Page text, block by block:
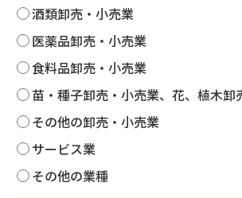
酒類卸売・小売業
医薬品卸売・小売業
食料品卸売・小売業
苗・種子卸売・小売業、花、植木卸
その他の卸売・小売業
サービス業
その他の業種